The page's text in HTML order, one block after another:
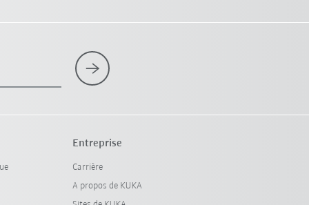
Entreprise
Carrière
A propos de KUKA